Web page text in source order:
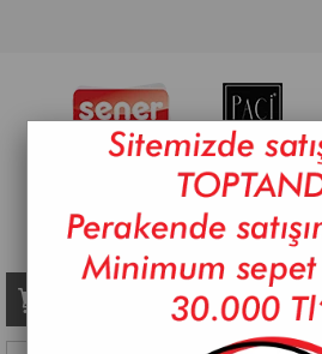
Sepetim 0 Ürün